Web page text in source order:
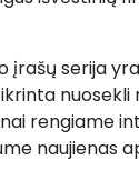
įrašų serija
nuosekli
rengiame
naujienas